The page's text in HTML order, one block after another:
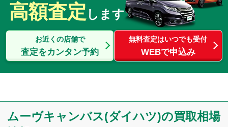
高額査定 します
お近くの店舗で
査定をカンタン予約
無料査定はいつでも受付
WEBで申込み
ムーヴキャンバス(ダイハツ)の買取相場